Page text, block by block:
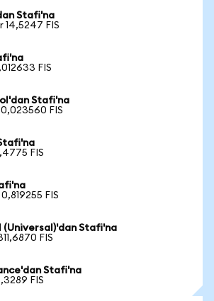
Stafi'na
14,5247 FIS
FIS
Stafi'na
FIS
FIS
FIS
(Universal)'dan Stafi'na
FIS
Stafi'na
FIS